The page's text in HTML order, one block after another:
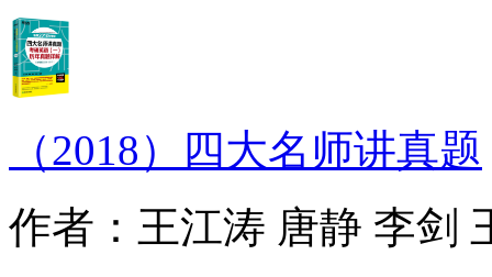
（2018）四大名师讲真题
作者：王江涛 唐静 李剑